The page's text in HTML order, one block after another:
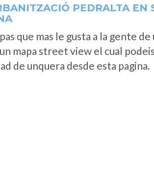
PEDRALTA EN
que mas le gusta a la gente de
mapa street view el cual
de unquera desde esta pagina.